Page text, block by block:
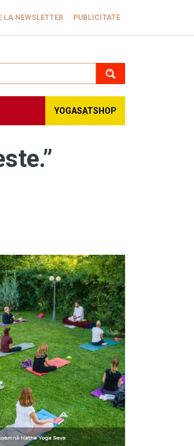
NEWSLETTER PUBLICITATE
YOGASATSHOP